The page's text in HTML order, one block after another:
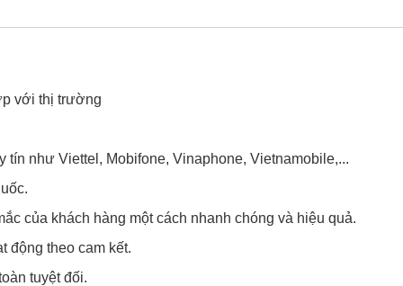
với thị trường
tín như Viettel, Mobifone, Vinaphone, Vietnamobile,...
của khách hàng một cách nhanh chóng và hiệu quả.
động theo cam kết.
tuyệt đối.